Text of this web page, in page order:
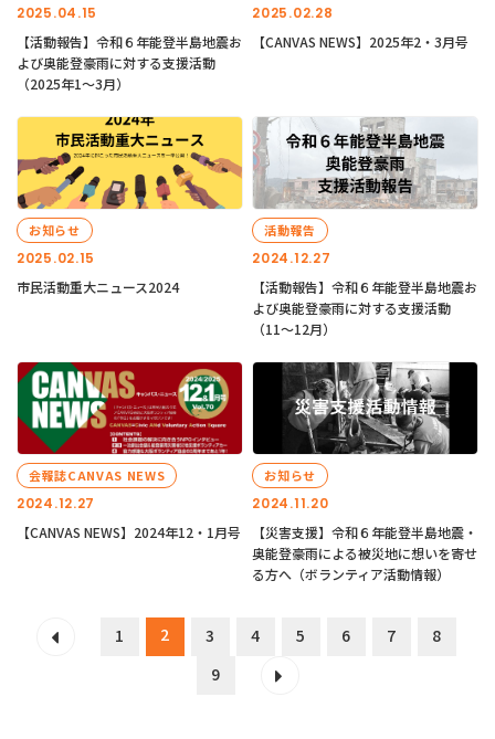
2025.04.15
【活動報告】令和６年能登半島地震お
よび奥能登豪雨に対する支援活動
（2025年1〜3月）
2025.02.28
【CANVAS NEWS】2025年2・3月号
2025.02.15
お知らせ
市民活動重大ニュース2024
2024.12.27
活動報告
【活動報告】令和６年能登半島地震お
よび奥能登豪雨に対する支援活動
（11〜12月）
2024.12.27
会報誌CANVAS NEWS
【CANVAS NEWS】2024年12・1月号
2024.11.20
お知らせ
【災害支援】令和６年能登半島地震・
奥能登豪雨による被災地に想いを寄せ
る方へ（ボランティア活動情報）
1 2 3 4 5 6 7
8
9